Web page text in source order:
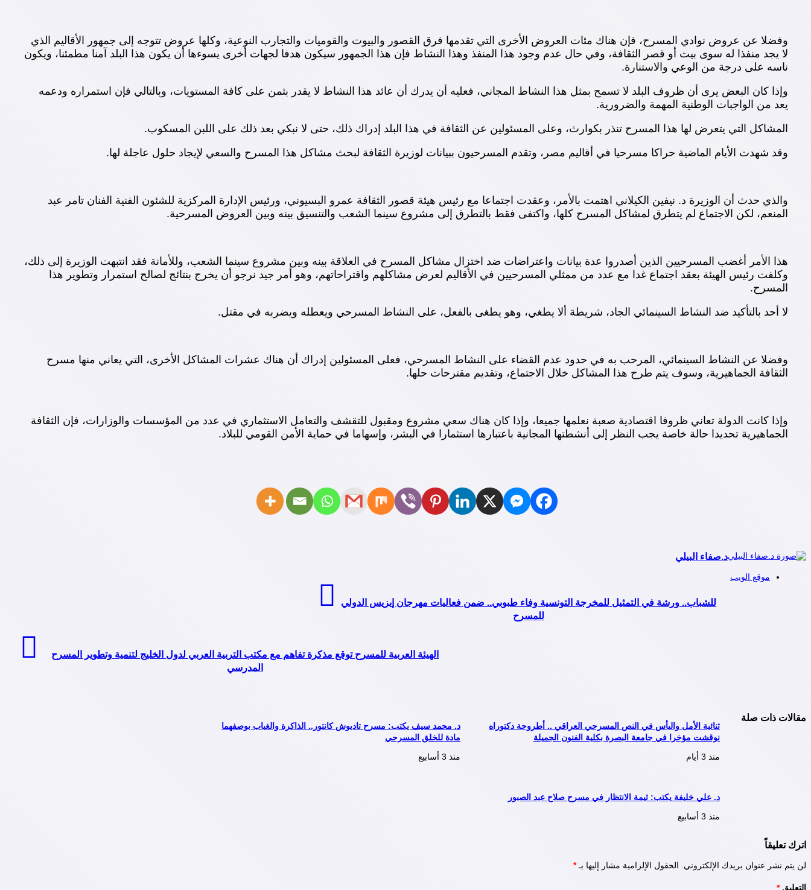
وفضلا عن عروض نوادي المسرح، فإن هناك مئات العروض الأخرى التي تقدمها فرق القصور والبيوت والقوميات والتجارب النوعية، وكلها عروض تتوجه إلى جمهور الأقاليم الذي
لا يجد منفذا له سوى بيت أو قصر الثقافة، وفي حال عدم وجود هذا المنفذ وهذا النشاط فإن هذا الجمهور سيكون هدفا لجهات أخرى يسوءها أن يكون هذا البلد آمنا مطمئنا، ويكون
ناسه على درجة من الوعي والاستنارة.
وإذا كان البعض يرى أن ظروف البلد لا تسمح بمثل هذا النشاط المجاني، فعليه أن يدرك أن عائد هذا النشاط لا يقدر بثمن على كافة المستويات، وبالتالي فإن استمراره ودعمه
يعد من الواجبات الوطنية المهمة والضرورية.
المشاكل التي يتعرض لها هذا المسرح تنذر بكوارث، وعلى المسئولين عن الثقافة في هذا البلد إدراك ذلك، حتى لا نبكي بعد ذلك على اللبن المسكوب.
وقد شهدت الأيام الماضية حراكا مسرحيا في أقاليم مصر، وتقدم المسرحيون ببيانات لوزيرة الثقافة لبحث مشاكل هذا المسرح والسعي لإيجاد حلول عاجلة لها.
والذي حدث أن الوزيرة د. نيفين الكيلاني اهتمت بالأمر، وعقدت اجتماعا مع رئيس هيئة قصور الثقافة عمرو البسيوني، ورئيس الإدارة المركزية للشئون الفنية الفنان تامر عبد
المنعم، لكن الاجتماع لم يتطرق لمشاكل المسرح كلها، واكتفى فقط بالتطرق إلى مشروع سينما الشعب والتنسيق بينه وبين العروض المسرحية.
هذا الأمر أغضب المسرحيين الذين أصدروا عدة بيانات واعتراضات ضد اختزال مشاكل المسرح في العلاقة بينه وبين مشروع سينما الشعب، وللأمانة فقد انتبهت الوزيرة إلى ذلك،
وكلفت رئيس الهيئة بعقد اجتماع غدا مع عدد من ممثلي المسرحيين في الأقاليم لعرض مشاكلهم واقتراحاتهم، وهو أمر جيد نرجو أن يخرج بنتائج لصالح استمرار وتطوير هذا
المسرح.
لا أحد بالتأكيد ضد النشاط السينمائي الجاد، شريطة ألا يطغي، وهو يطغى بالفعل، على النشاط المسرحي ويعطله ويضربه في مقتل.
وفضلا عن النشاط السينمائي، المرحب به في حدود عدم القضاء على النشاط المسرحي، فعلى المسئولين إدراك أن هناك عشرات المشاكل الأخرى، التي يعاني منها مسرح
الثقافة الجماهيرية، وسوف يتم طرح هذا المشاكل خلال الاجتماع، وتقديم مقترحات حلها.
وإذا كانت الدولة تعاني ظروفا اقتصادية صعبة نعلمها جميعا، وإذا كان هناك سعي مشروع ومقبول للتقشف والتعامل الاستثماري في عدد من المؤسسات والوزارات، فإن الثقافة
الجماهيرية تحديدا حالة خاصة يجب النظر إلى أنشطتها المجانية باعتبارها استثمارا في البشر، وإسهاما في حماية الأمن القومي للبلاد.
د.صفاء البيلي
موقع الويب
للشباب.. ورشة في التمثيل للمخرجة التونسية وفاء طبوبي.. ضمن فعاليات مهرجان إيزيس الدولي
للمسرح
الهيئة العربية للمسرح توقع مذكرة تفاهم مع مكتب التربية العربي لدول الخليج لتنمية وتطوير المسرح
المدرسي
مقالات ذات صلة
ثنائية الأمل واليأس في النص المسرحي العراقي .. أطروحة دكتوراه
نوقشت مؤخرا في جامعة البصرة بكلية الفنون الجميلة
منذ 3 أيام
د. محمد سيف يكتب: مسرح تاديوش كانتور.. الذاكرة والغياب بوصفهما
مادة للخلق المسرحي
منذ 3 أسابيع
د. علي خليفة يكتب: ثيمة الانتظار في مسرح صلاح عبد الصبور
منذ 3 أسابيع
اترك تعليقاً
لن يتم نشر عنوان بريدك الإلكتروني. الحقول الإلزامية مشار إليها بـ*
التعليق*